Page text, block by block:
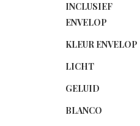
INCLUSIEF
ENVELOP
KLEUR ENVELOP
LICHT
GELUID
BLANCO